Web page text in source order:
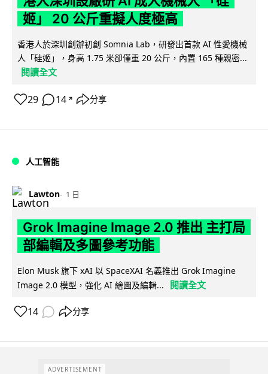
姬」 20 公斤重擬人度極高
香港人於深圳創辦初創 Somnia Lab，研發出首款 AI 性愛機械
人「硅姬」，身高 1.75 米卻僅重 20 公斤，內置 165 種親密...
閱讀全文
29 14 ↗ 分享
人工智能
Lawton 1 日
Grok Imagine Image 2.0 推出 主打局
部編輯及多圖參考功能
Elon Musk 旗下 xAI 以 SpaceXAI 名義推出 Grok Imagine
Image 2.0 模型，強化 AI 繪圖及編輯...
閱讀全文
14 分享
ADVERTISEMENT